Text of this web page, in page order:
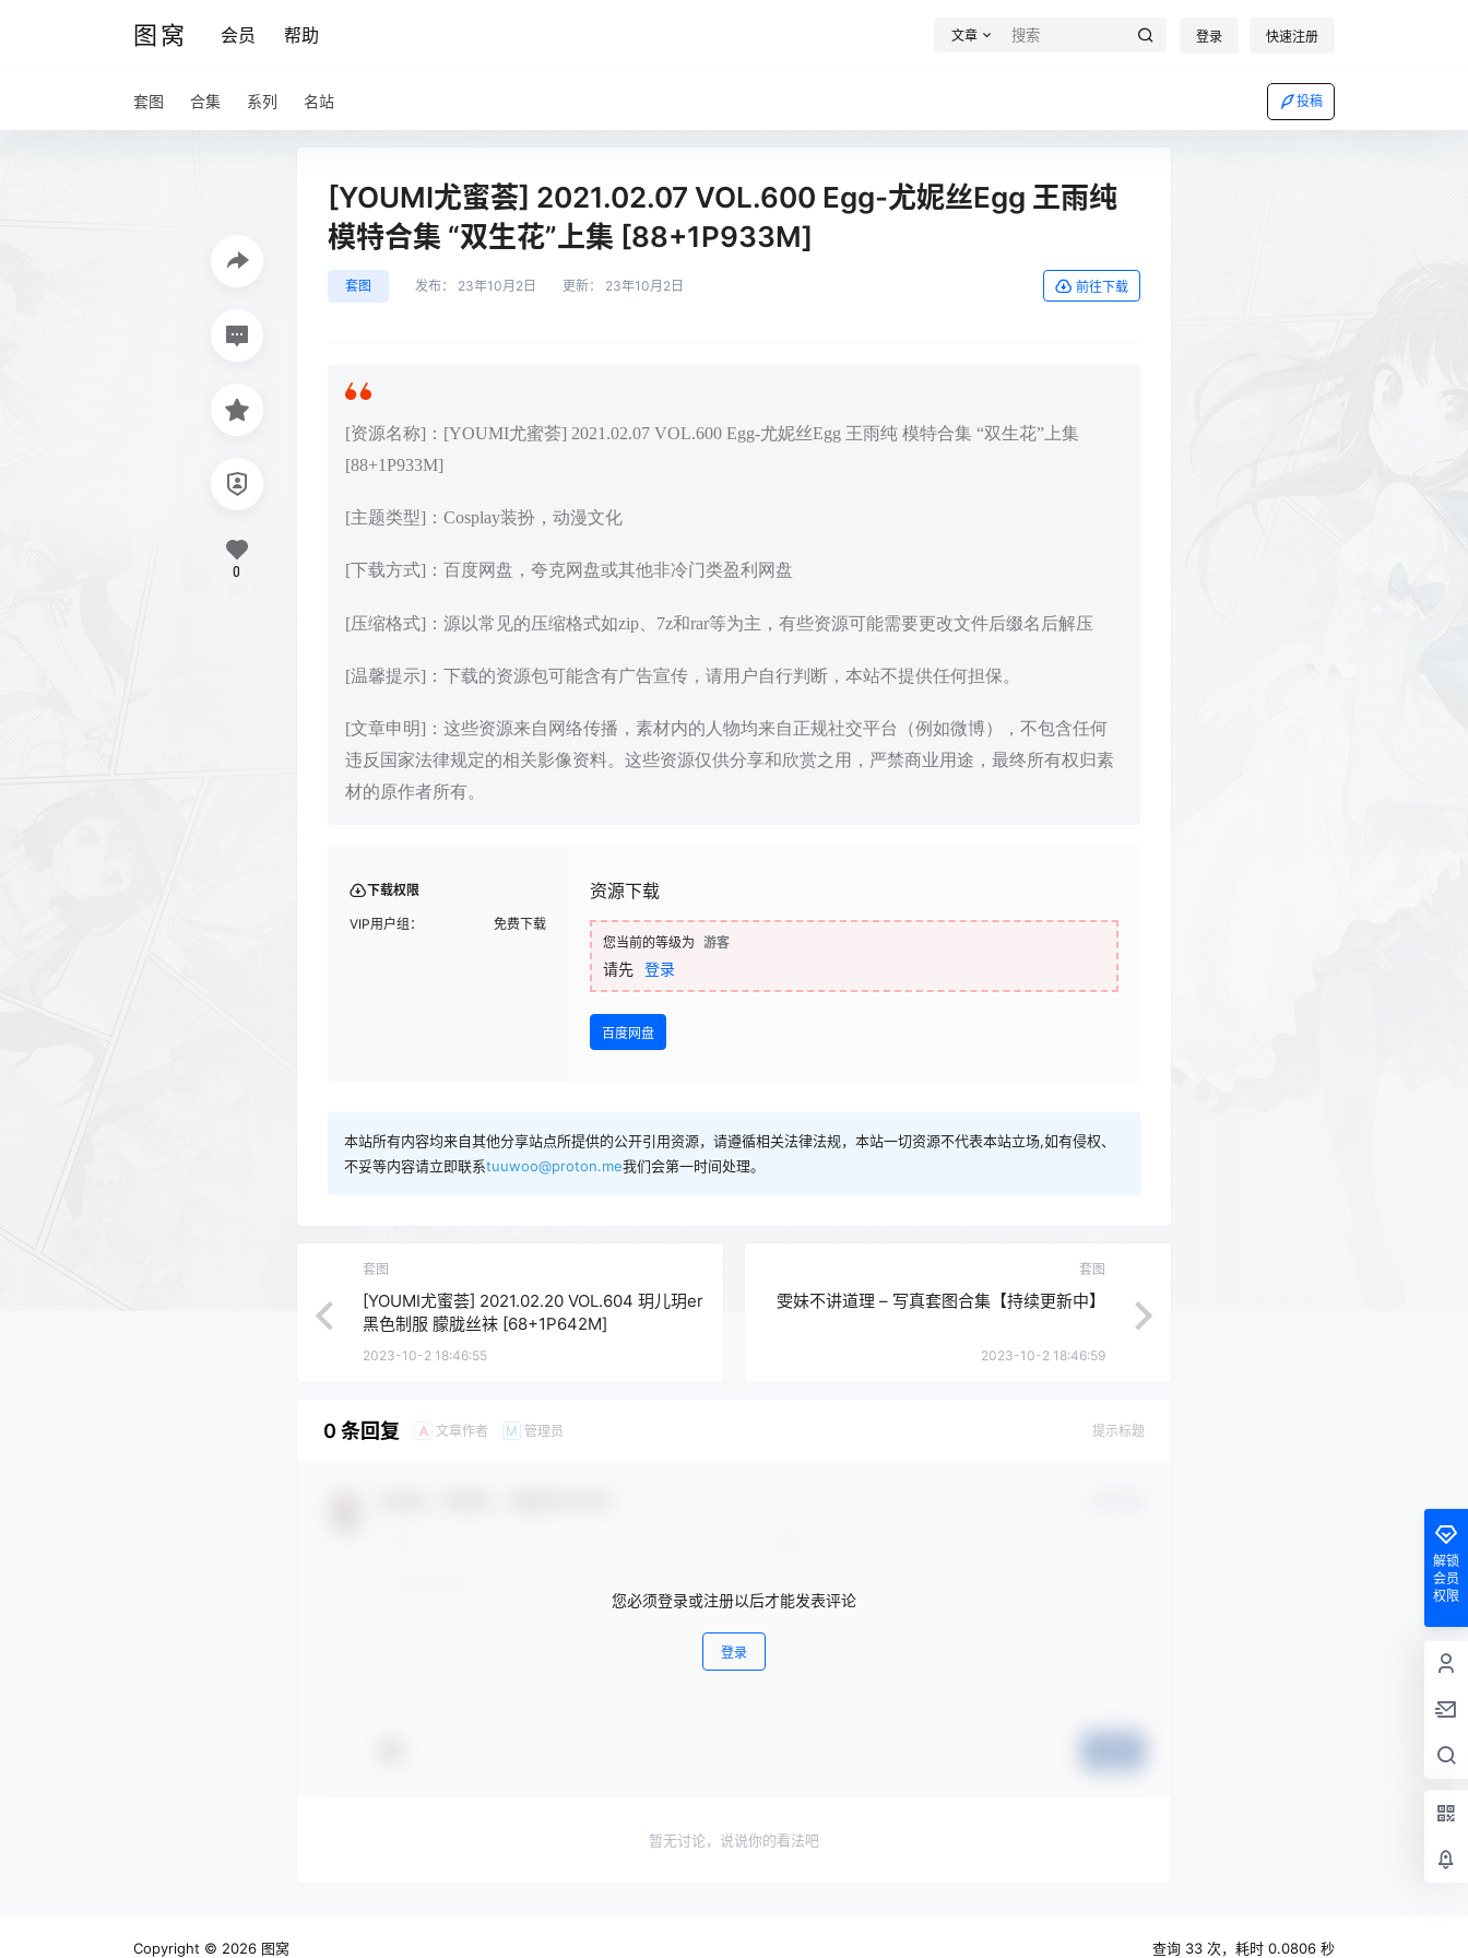
图窝 会员 帮助 文章 登录 快速注册
套图 合集 系列 名站 投稿
[YOUMI尤蜜荟] 2021.02.07 VOL.600 Egg-尤妮丝Egg 王雨纯
模特合集 “双生花”上集 [88+1P933M]
套图 发布： 23年10月2日 更新： 23年10月2日 前往下载
[资源名称]：[YOUMI尤蜜荟] 2021.02.07 VOL.600 Egg-尤妮丝Egg 王雨纯 模特合集 “双生花”上集
[88+1P933M]
[主题类型]：Cosplay装扮，动漫文化
[下载方式]：百度网盘，夸克网盘或其他非冷门类盈利网盘
[压缩格式]：源以常见的压缩格式如zip、7z和rar等为主，有些资源可能需要更改文件后缀名后解压
[温馨提示]：下载的资源包可能含有广告宣传，请用户自行判断，本站不提供任何担保。
[文章申明]：这些资源来自网络传播，素材内的人物均来自正规社交平台（例如微博），不包含任何
违反国家法律规定的相关影像资料。这些资源仅供分享和欣赏之用，严禁商业用途，最终所有权归素
材的原作者所有。
下载权限
VIP用户组： 免费下载
资源下载
您当前的等级为 游客
请先 登录
百度网盘
本站所有内容均来自其他分享站点所提供的公开引用资源，请遵循相关法律法规，本站一切资源不代表本站立场,如有侵权、
不妥等内容请立即联系tuuwoo@proton.me我们会第一时间处理。
0
套图
[YOUMI尤蜜荟] 2021.02.20 VOL.604 玥儿玥er
黑色制服 朦胧丝袜 [68+1P642M]
2023-10-2 18:46:55
套图
雯妹不讲道理 – 写真套图合集【持续更新中】
2023-10-2 18:46:59
0 条回复 A 文章作者 M 管理员 提示标题
您必须登录或注册以后才能发表评论
登录
暂无讨论，说说你的看法吧
解锁
会员
权限
Copyright © 2026 图窝 查询 33 次，耗时 0.0806 秒